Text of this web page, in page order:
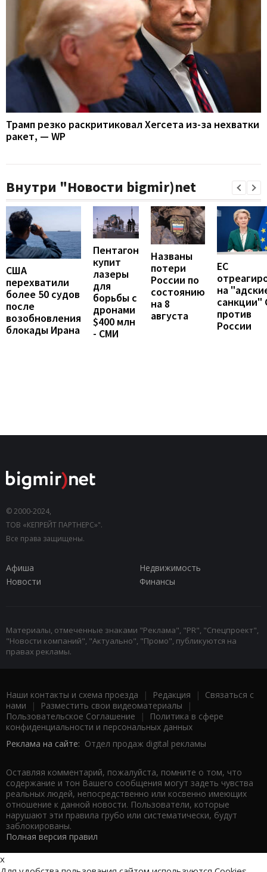
Трамп резко раскритиковал Хегсета из-за нехватки
ракет, — WP
Внутри "Новости bigmir)net
США
перехватили
более 50 судов
после
возобновления
блокады Ирана
Пентагон
купит
лазеры
для
борьбы с
дронами
$400 млн
- СМИ
Названы
потери
России по
состоянию
на 8
августа
ЕС
на
санкции"
против
России
© 2000-2024,
ТОВ «КЕПРЕЙТ ПАРТНЕРС»".
Все права защищены.
Афиша
Недвижимость
Новости
Финансы
Материалы, отмеченные знаками "Реклама", "PR", "Спецпроект",
"Новости компаний", "Актуально", "Промо", публикуются на
правах рекламы.
Наши контакты и схема проезда | Редакция | Связаться с
нами | Разместить свои видеоматериалы |
Пользовательское Соглашение |
Политика в сфере
конфиденциальности и персональных данных
Реклама на сайте: Отдел продаж digital рекламы
Оставляя комментарий, пожалуйста, помните о том, что
содержание и тон Вашего сообщения могут задеть чувства
реальных людей, непосредственно или косвенно имеющих
отношение к данной новости. Пользователи, которые
нарушают эти правила грубо или систематически, будут
заблокированы.
Полная версия правил
x